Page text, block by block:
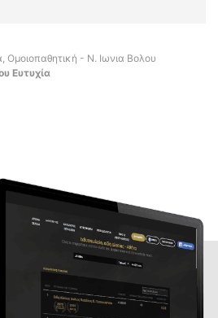
Ομοιοπαθητική - Ν. Ιωνια Βολου
Ευτυχία